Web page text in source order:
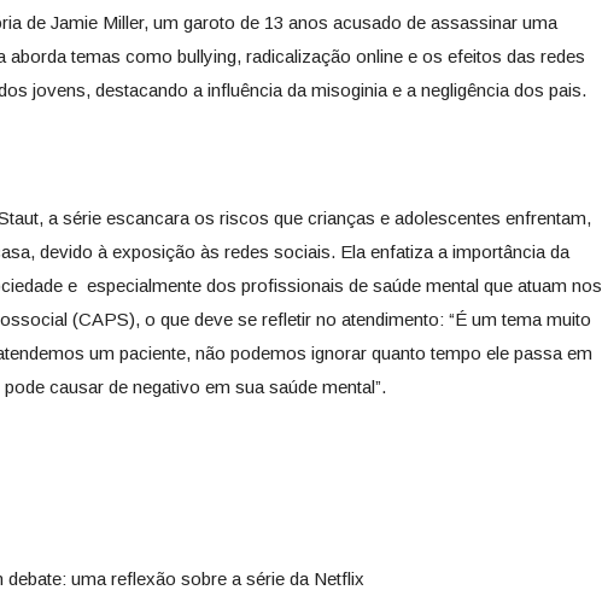
de Jamie Miller, um garoto de 13 anos acusado de assassinar uma
aborda temas como bullying, radicalização online e os efeitos das redes
jovens, destacando a influência da misoginia e a negligência dos pais.
a série escancara os riscos que crianças e adolescentes enfrentam,
devido à exposição às redes sociais. Ela enfatiza a importância da
e especialmente dos profissionais de saúde mental que atuam nos
(CAPS), o que deve se refletir no atendimento: “É um tema muito
um paciente, não podemos ignorar quanto tempo ele passa em
causar de negativo em sua saúde mental”.
debate: uma reflexão sobre a série da Netflix